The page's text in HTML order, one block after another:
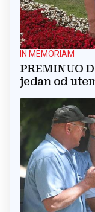
IN MEMORIAM
PREMINUO
jedan od